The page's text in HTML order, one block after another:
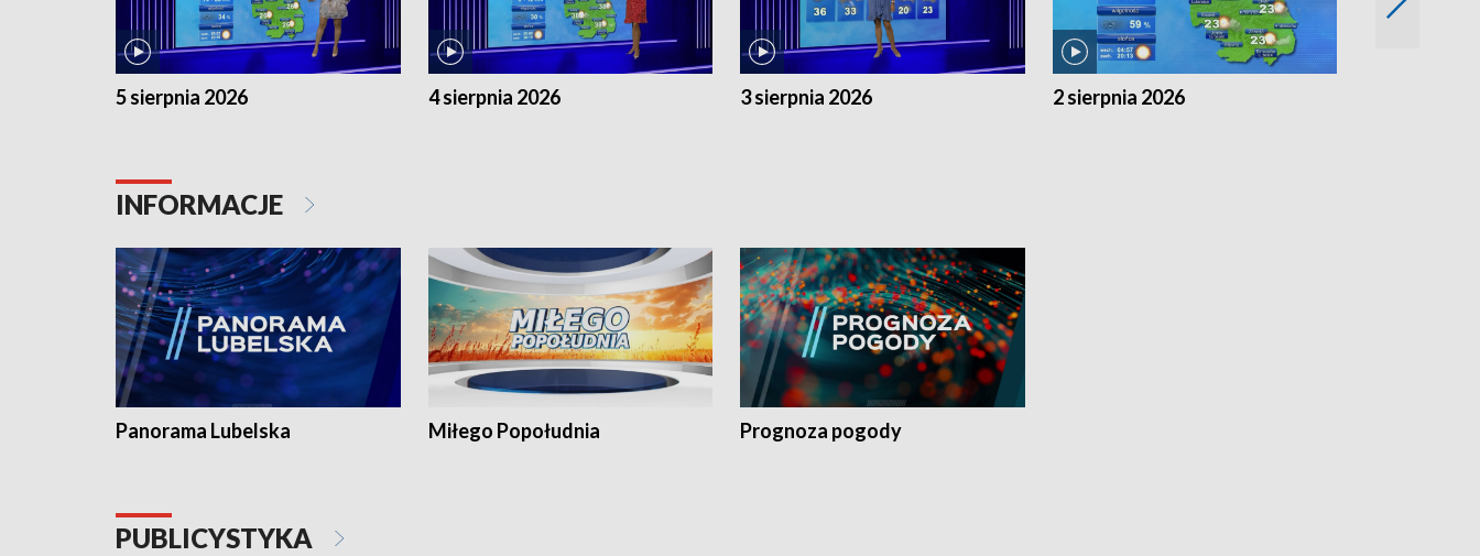
5 sierpnia 2026 4 sierpnia 2026 3 sierpnia 2026 2 sierpnia 2026
INFORMACJE
Panorama Lubelska Miłego Popołudnia Prognoza pogody
PUBLICYSTYKA